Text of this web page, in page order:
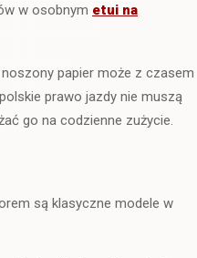
w osobnym etui na
papier może z czasem
prawo jazdy nie muszą
go na codzienne zużycie.
są klasyczne modele w